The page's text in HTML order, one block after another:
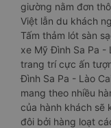
giường nằm đơn
Việt lẫn du khách
Tấm thảm lót sàn
xe Mỹ Đình Sa Pa -
trang trí cực ấn
Đình Sa Pa - Lào
mang theo nhiều
của hành khách sẽ
đôi bởi hàng loạt